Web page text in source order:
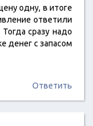
одну, в итоге
ответили
сразу надо
денег с запасом
Ответить